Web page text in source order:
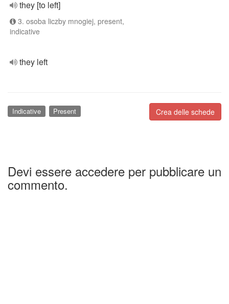
they [to left]
3. osoba liczby mnogiej, present,
indicative
they left
Crea delle schede
Indicative Present
Devi essere accedere per pubblicare un
commento.